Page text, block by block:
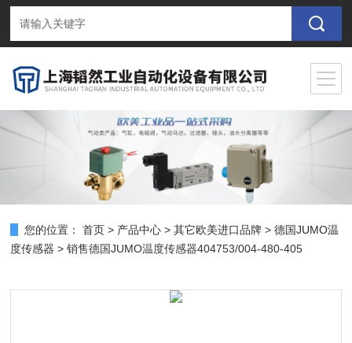
您的位置： 首页 > 产品中心 >其它欧美进口品牌 >德国JUMO温
度传感器 > 销售德国JUMO温度传感器404753/004-480-405